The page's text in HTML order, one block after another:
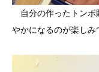
自分の作ったトンボ
やかになるのが楽しみ